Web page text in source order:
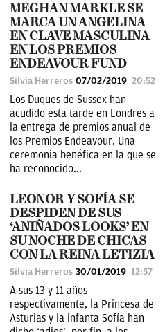
MEGHAN MARKLE SE
MARCA UN ANGELINA
EN CLAVE MASCULINA
EN LOS PREMIOS
ENDEAVOUR FUND
Silvia Herreros 07/02/2019 20:52
Los Duques de Sussex han
acudido esta tarde en Londres a
la entrega de premios anual de
los Premios Endeavour. Una
ceremonia benéfica en la que se
ha reconocido...
LEONOR Y SOFÍA SE
DESPIDEN DE SUS
‘ANIÑADOS LOOKS’ EN
SU NOCHE DE CHICAS
CON LA REINA LETIZIA
Silvia Herreros 30/01/2019 12:57
A sus 13 y 11 años
respectivamente, la Princesa de
Asturias y la infanta Sofía han